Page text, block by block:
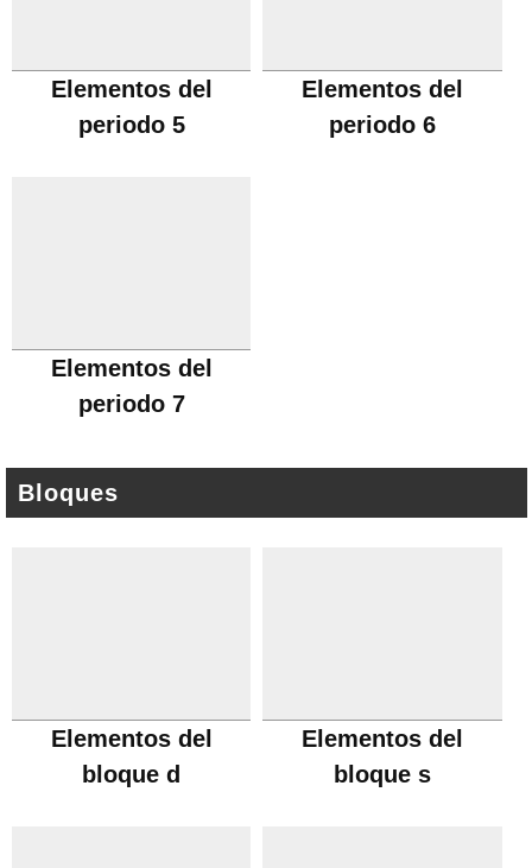
Elementos del
periodo 5
Elementos del
periodo 6
Elementos del
periodo 7
Bloques
Elementos del
bloque d
Elementos del
bloque s